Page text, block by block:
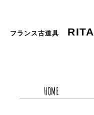
フランス古道具 RITA
HOME